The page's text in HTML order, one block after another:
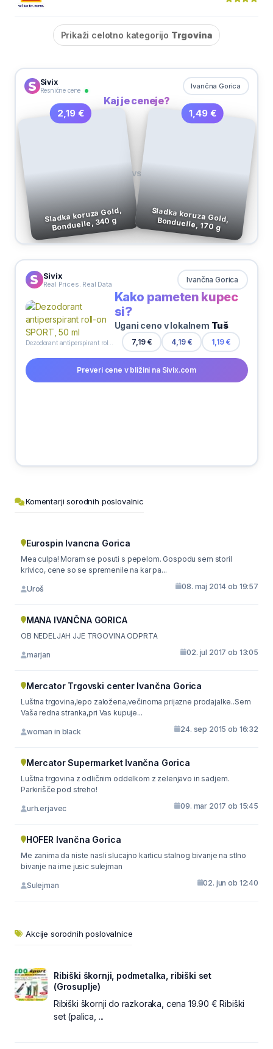
Prikaži celotno kategorijo Trgovina
Sivix
Resnične cene
Ivančna Gorica
Kaj je ceneje?
2,19 €
Sladka koruza Gold,
Bonduelle, 340 g
VS
1,49 €
Sladka koruza Gold, Bonduelle, 170 g
Sivix
Real Prices. Real Data Ivančna Gorica
Kako pameten kupec
si?
Ugani ceno v lokalnem Tuš
7,19 € 4,19 € 1,19 €
Preveri cene v bližini na Sivix.com
Komentarji sorodnih poslovalnic
Eurospin Ivancna Gorica
Mea culpa! Moram se posuti s pepelom. Gospodu sem storil
krivico, cene so se spremenile na kar pa...
Uroš 08. maj 2014 ob 19:57
MANA IVANČNA GORICA
OB NEDELJAH JJE TRGOVINA ODPRTA
marjan 02. jul 2017 ob 13:05
Mercator Trgovski center Ivančna Gorica
Luštna trgovina,lepo založena,večinoma prijazne prodajalke..Sem
Vaša redna stranka,pri Vas kupuje...
woman in black 24. sep 2015 ob 16:32
Mercator Supermarket Ivančna Gorica
Luštna trgovina z odličnim oddelkom z zelenjavo in sadjem.
Parkirišče pod streho!
urh.erjavec 09. mar 2017 ob 15:45
HOFER Ivančna Gorica
Me zanima da niste nasli slucajno karticu stalnog bivanje na stlno
bivanje na ime jusic sulejman
Sulejman 02. jun ob 12:40
Akcije sorodnih poslovalnice
Ribiški škornji, podmetalka, ribiški set
(Grosuplje)
Ribiški škornji do razkoraka, cena 19.90 € Ribiški
set (palica, ...